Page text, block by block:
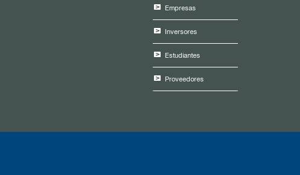
Empresas
Inversores
Estudiantes
Proveedores